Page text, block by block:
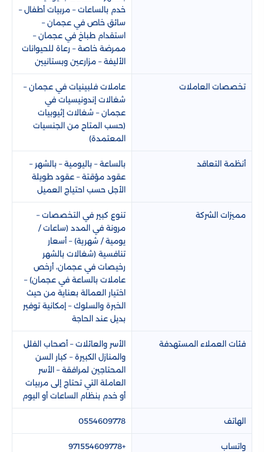
خدم بالساعات – مربيات أطفال –
سائق خاص في عجمان –
استقدام طباخ في عجمان –
ممرضة خاصة – رعاة للحيوانات
الأليفة – مزارعين وبستانيين
تخصصات العاملات
عاملات فلبينيات في عجمان –
شغالات إندونيسيات في
عجمان – شغالات إثيوبيات
(حسب المتاح من الجنسيات
المعتمدة)
أنظمة التعاقد
بالساعة – باليومية – بالشهر –
عقود مؤقتة – عقود طويلة
الأجل حسب احتياج العميل
مميزات الشركة
تنوع كبير في التخصصات –
مرونة في المدد (ساعات /
يومية / شهرية) – أسعار
تنافسية (شغالات بالشهر
رخيصات في عجمان، أرخص
عاملات بالساعة في عجمان) –
اختيار العمالة بعناية من حيث
الخبرة والسلوك – إمكانية توفير
بديل عند الحاجة
فئات العملاء المستهدفة
الأسر والعائلات – أصحاب الفلل
والمنازل الكبيرة – كبار السن
المحتاجين لمرافقة – الأسر
العاملة التي تحتاج إلى مربيات
أو خدم بنظام الساعات أو اليوم
الهاتف 0554609778
واتساب +971554609778